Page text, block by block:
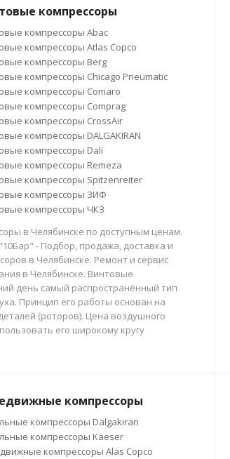
компрессоры
компрессоры Abac
компрессоры Atlas Copco
компрессоры Berg
компрессоры Chicago Pneumatic
компрессоры Comaro
компрессоры Comprag
компрессоры CrossAir
компрессоры DALGAKIRAN
компрессоры Dali
компрессоры Remeza
компрессоры Spitzenreiter
компрессоры ЗИФ
компрессоры ЧКЗ
в Челябинске по доступным ценам.
- Подбор, продажа, доставка и
в Челябинске. Ремонт и сервис
в Челябинске. Винтовые
день самый распространённый тип
Принцип его работы основан на
(роторов). Цена воздушного
его широкому кругу
компрессоры
компрессоры Dalgakiran
компрессоры Kaeser
компрессоры Alas Copco